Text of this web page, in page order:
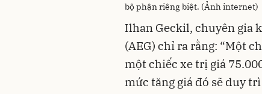
bộ phận riêng biệt. (Ảnh internet)
Ilhan Geckil, chuyên gia
(AEG) chỉ ra rằng: “Một
một chiếc xe trị giá
mức tăng giá đó sẽ duy